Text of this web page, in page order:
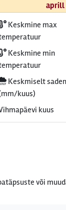
aprill
Keskmine max
Keskmine min
Keskmiselt
kuus)
kuus
või